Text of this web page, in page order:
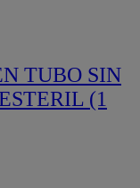
TUBO SIN
(1